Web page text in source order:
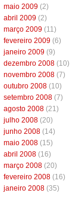
maio 2009 (2)
abril 2009 (2)
março 2009 (11)
fevereiro 2009 (6)
janeiro 2009 (9)
dezembro 2008 (10)
novembro 2008 (7)
outubro 2008 (10)
setembro 2008 (7)
agosto 2008 (21)
julho 2008 (20)
junho 2008 (14)
maio 2008 (15)
abril 2008 (16)
março 2008 (20)
fevereiro 2008 (16)
janeiro 2008 (35)